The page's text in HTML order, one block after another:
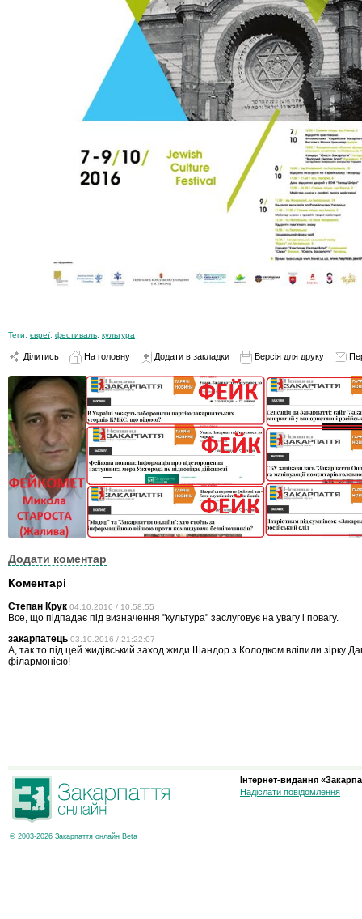
Теги: євреї фестиваль культура
Ділитись На головну Додати в закладки Версія для друку
Додати коментар
Коментарі
Степан Крук 04.10.2016 / 10:58:55
Все, що підпадає під визначення "культура" заслуговує на увагу і повагу.
закарпатець 03.10.2016 / 21:22:07
А, так то під цей жидівський заход жиди Шандор з Колодком вліпили зірку
філармонією!
© 2003-2026 Закарпаття онлайн Beta
Інтернет-видання
Надіслати повідомлення